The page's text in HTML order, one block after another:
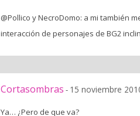
@Pollico y NecroDomo: a mi también
interacción de personajes de BG2
Cortasombras - 15 noviembre
Ya… ¿Pero de que va?